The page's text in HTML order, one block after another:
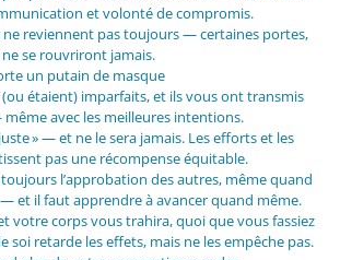
et volonté de compromis.
reviennent pas toujours — certaines portes,
se rouvriront jamais.
un putain de masque
étaient) imparfaits, et ils vous ont transmis
avec les meilleures intentions.
juste » — et ne le sera jamais. Les efforts et les
pas une récompense équitable.
toujours l’approbation des autres, même quand
et il faut apprendre à avancer quand même.
votre corps vous trahira, quoi que vous fassiez
retarde les effets, mais ne les empêche pas.